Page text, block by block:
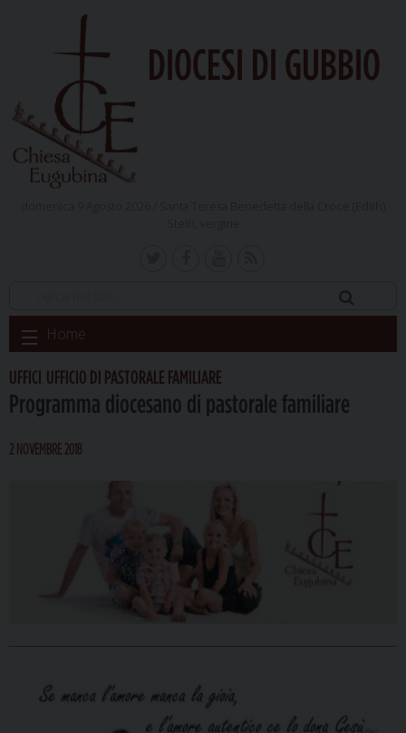
DIOCESI DI GUBBIO
Skip
to
content
Home
UFFICI UFFICIO DI PASTORALE FAMILIARE
Programma diocesano di pastorale familiare
2 NOVEMBRE 2018